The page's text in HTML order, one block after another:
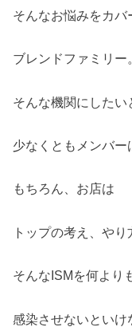
そんなお悩みをカバ
ブレンドファミリー
そんな機関にしたい
少なくともメンバー
もちろん、お店は
トップの考え、や
そんなISMを何より
感染させないといけ